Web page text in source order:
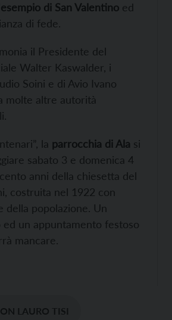
esempio di San Valentino ed
di fede.
il Presidente del
Walter Kaswalder, i
Soini e di Avio Ivano
molte altre autorità
la parrocchia di Ala si
sabato 3 e domenica 4
anni della chiesetta del
costruita nel 1922 con
della popolazione. Un
un appuntamento festoso
mancare.
LAURO TISI